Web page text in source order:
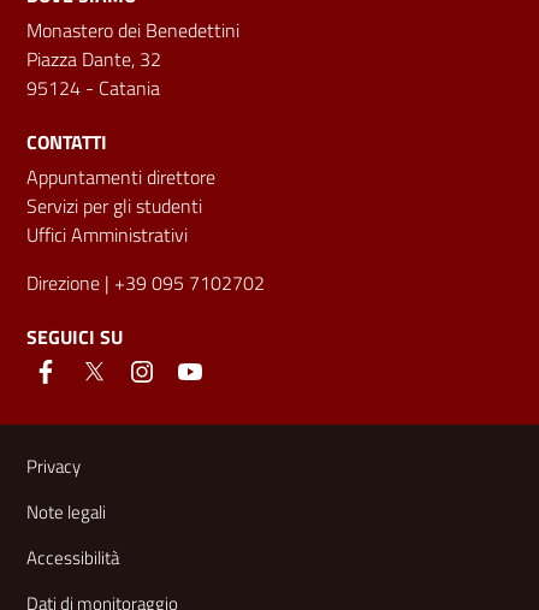
Monastero dei Benedettini
Piazza Dante, 32
95124 - Catania
CONTATTI
Appuntamenti direttore
Servizi per gli studenti
Uffici Amministrativi
Direzione | +39 095 7102702
SEGUICI SU
Link e informazioni utili
Privacy
Note legali
Accessibilità
Dati di monitoraggio